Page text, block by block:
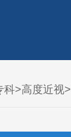
科>高度近视>